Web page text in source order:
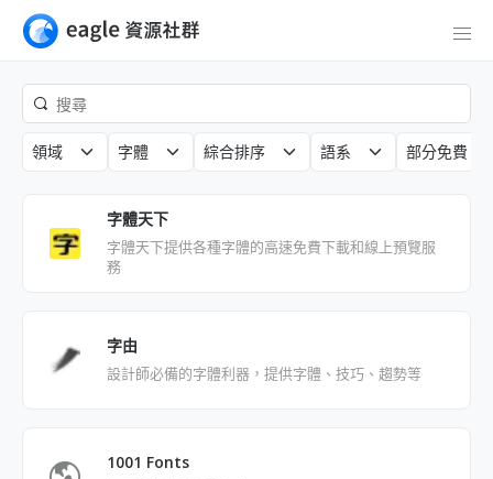
領域 字體 綜合排序 語系 部分免費
字體天下
字體天下提供各種字體的高速免費下載和線上預覽服
務
字由
設計師必備的字體利器，提供字體、技巧、趨勢等
1001 Fonts